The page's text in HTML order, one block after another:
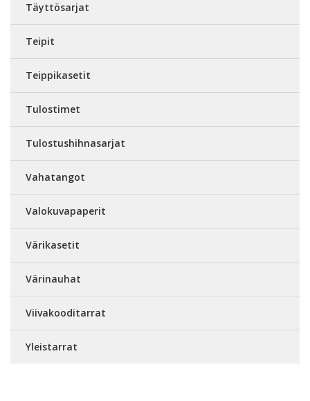
Täyttösarjat
Teipit
Teippikasetit
Tulostimet
Tulostushihnasarjat
Vahatangot
Valokuvapaperit
Värikasetit
Värinauhat
Viivakooditarrat
Yleistarrat